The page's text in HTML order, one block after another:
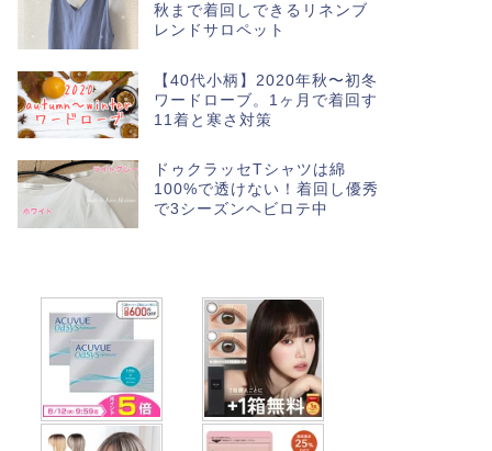
秋まで着回しできるリネンブ
レンドサロペット
【40代小柄】2020年秋〜初冬
ワードローブ。1ヶ月で着回す
11着と寒さ対策
ドゥクラッセTシャツは綿
100%で透けない！着回し優秀
で3シーズンヘビロテ中